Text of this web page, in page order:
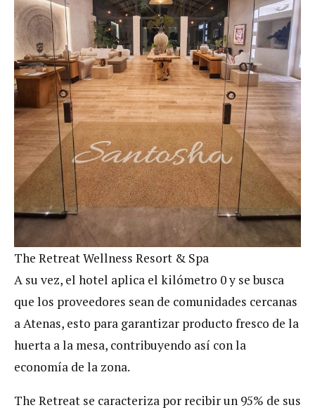
The Retreat Wellness Resort & Spa
A su vez, el hotel aplica el kilómetro 0 y se busca
que los proveedores sean de comunidades cercanas
a Atenas, esto para garantizar producto fresco de la
huerta a la mesa, contribuyendo así con la
economía de la zona.
The Retreat se caracteriza por recibir un 95% de sus